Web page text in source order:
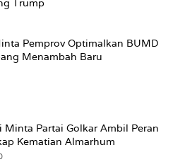
Trump
Pemprov Optimalkan BUMD
Menambah Baru
Minta Partai Golkar Ambil Peran
Kematian Almarhum